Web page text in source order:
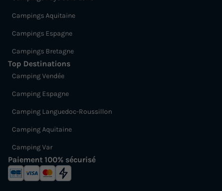
Campings Aquitaine
Campings Espagne
Campings Bretagne
Top Destinations
Camping Vendée
Camping Espagne
Camping Languedoc-Roussillon
Camping Aquitaine
Camping Var
Paiement 100% sécurisé